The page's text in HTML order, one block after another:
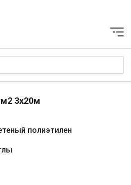
3x20м
полиэтилен